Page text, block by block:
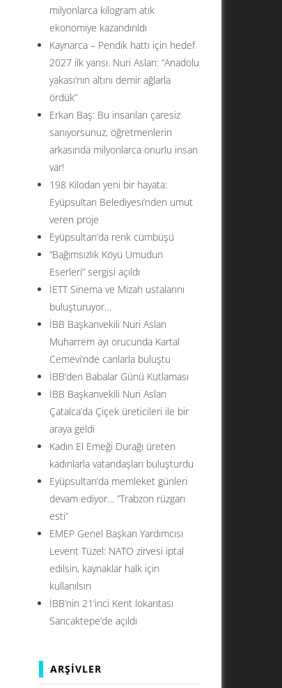
milyonlarca kilogram atık
ekonomiye kazandırıldı
Kaynarca – Pendik hattı için hedef
2027 ilk yarısı. Nuri Aslan: ”Anadolu
yakası’nın altını demir ağlarla
ördük”
Erkan Baş: Bu insanları çaresiz
sanıyorsunuz, öğretmenlerin
arkasında milyonlarca onurlu insan
var!
198 Kilodan yeni bir hayata:
Eyüpsultan Belediyesi’nden umut
veren proje
Eyüpsultan’da renk cümbüşü
“Bağımsızlık Köyü Umudun
Eserleri” sergisi açıldı
İETT Sinema ve Mizah ustalarını
buluşturuyor…
İBB Başkanvekili Nuri Aslan
Muharrem ayı orucunda Kartal
Cemevi’nde canlarla buluştu
İBB’den Babalar Günü Kutlaması
İBB Başkanvekili Nuri Aslan
Çatalca’da Çiçek üreticileri ile bir
araya geldi
Kadın El Emeği Durağı üreten
kadınlarla vatandaşları buluşturdu
Eyüpsultan’da memleket günleri
devam ediyor… ”Trabzon rüzgarı
esti”
EMEP Genel Başkan Yardımcısı
Levent Tüzel: NATO zirvesi iptal
edilsin, kaynaklar halk için
kullanılsın
İBB’nin 21’inci Kent lokantası
Sancaktepe’de açıldı
ARŞIVLER